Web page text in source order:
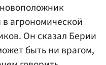
агрономической
Он сказал Берии
быть ни врагом,